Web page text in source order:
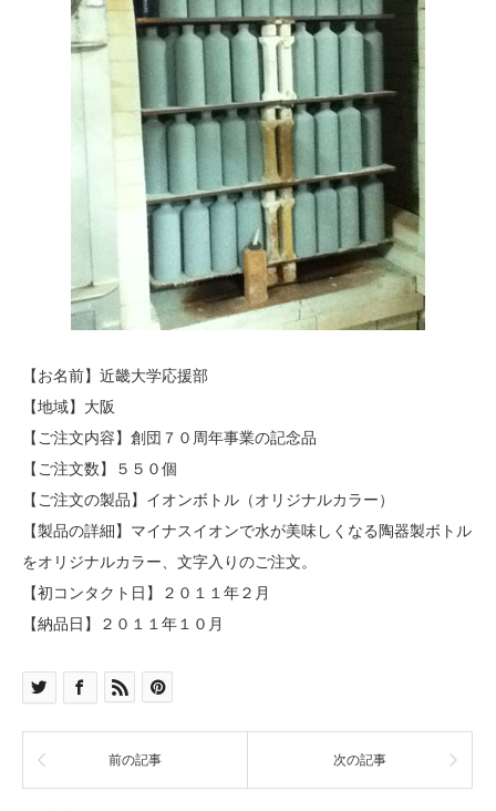
【お名前】近畿大学応援部
【地域】大阪
【ご注文内容】創団７０周年事業の記念品
【ご注文数】５５０個
【ご注文の製品】イオンボトル（オリジナルカラー）
【製品の詳細】マイナスイオンで水が美味しくなる陶器製ボトル
をオリジナルカラー、文字入りのご注文。
【初コンタクト日】２０１１年２月
【納品日】２０１１年１０月
前の記事 次の記事